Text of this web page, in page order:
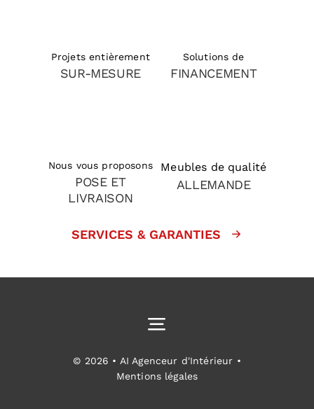
Projets entièrement
SUR-MESURE
Solutions de
FINANCEMENT
Nous vous proposons
POSE ET
LIVRAISON
Meubles de qualité
ALLEMANDE
SERVICES & GARANTIES
Toggle
Navigation
Cuisines équipées
© 2026 • AI Agenceur d'Intérieur •
Mentions légales